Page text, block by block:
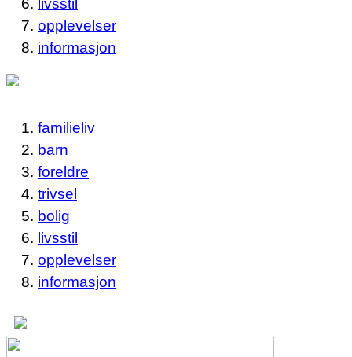
livsstil
opplevelser
informasjon
familieliv
barn
foreldre
trivsel
bolig
livsstil
opplevelser
informasjon